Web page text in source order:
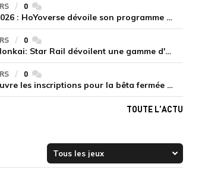
0commentaires
Gamescom 2026 : HoYoverse dévoile son programme et présente deux nouveaux jeux inédits
0commentaires
UGREEN et Honkai: Star Rail dévoilent une gamme d'accessoires de recharge en édition limitée
0commentaires
HoYoverse ouvre les inscriptions pour la bêta fermée de Honkai : Nexus Anima
suivante
TOUTE L'ACTU